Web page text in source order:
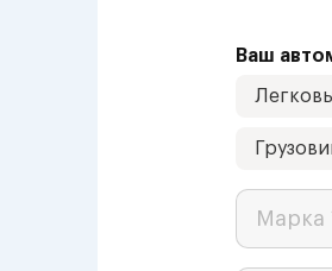
Ваш
Марка